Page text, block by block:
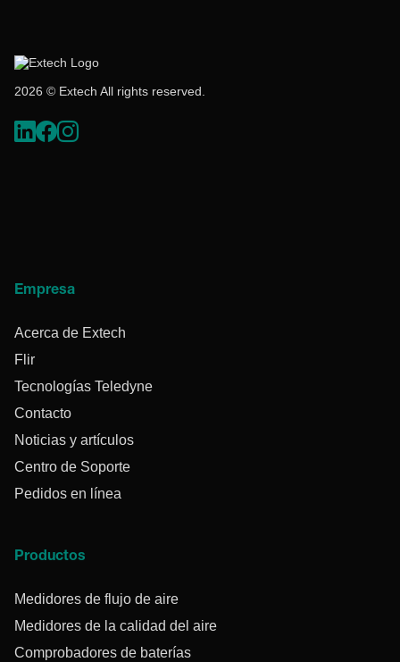
2026 © Extech All rights reserved.
Empresa
Acerca de Extech
Flir
Tecnologías Teledyne
Contacto
Noticias y artículos
Centro de Soporte
Pedidos en línea
Productos
Medidores de flujo de aire
Medidores de la calidad del aire
Comprobadores de baterías